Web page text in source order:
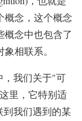
概念，这个概念
概念中也包含了
相联系。
我们关于"可
里，它特别适
我们遇到的某